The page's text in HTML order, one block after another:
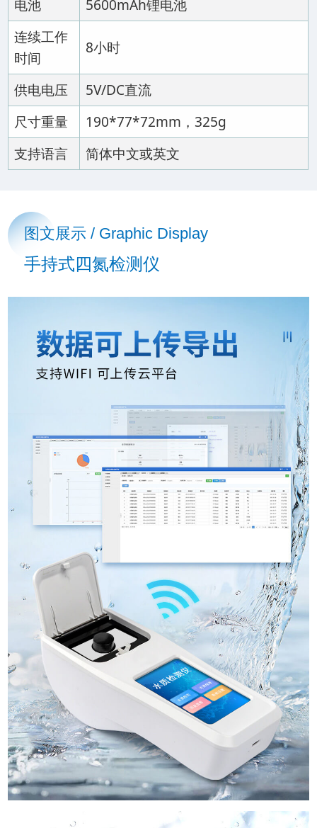
电池
5600mAh锂电池
连续工作
时间
8小时
供电电压
5V/DC直流
尺寸重量
190*77*72mm，325g
支持语言
简体中文或英文
图文展示 / Graphic Display
手持式四氮检测仪